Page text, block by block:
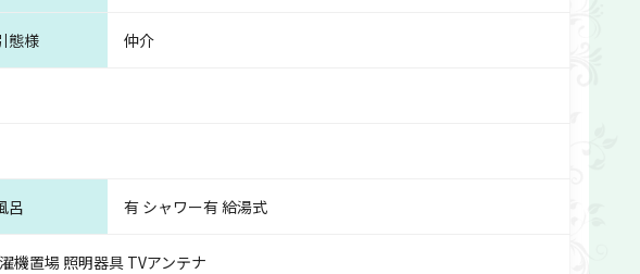
態様 仲介
呂 有 シャワー有 給湯式
機置場 照明器具 TVアンテナ